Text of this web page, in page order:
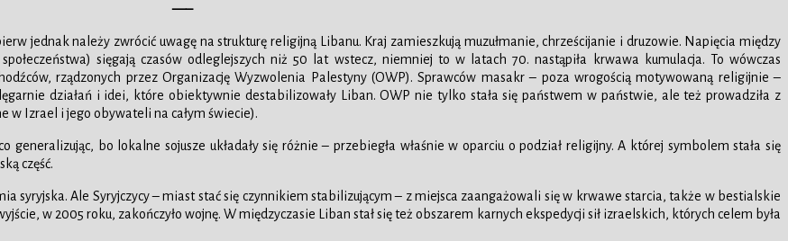
—–
jednak należy zwrócić uwagę na strukturę religijną Libanu. Kraj zamieszkują muzułmanie, chrześcijanie i druzowie. Napięcia między
sięgają czasów odleglejszych niż 50 lat wstecz, niemniej to w latach 70. nastąpiła krwawa kumulacja. To wówczas
rządzonych przez Organizację Wyzwolenia Palestyny (OWP). Sprawców masakr – poza wrogością motywowaną religijnie –
działań i idei, które obiektywnie destabilizowały Liban. OWP nie tylko stała się państwem w państwie, ale też prowadziła z
w Izrael i jego obywateli na całym świecie).
bo lokalne sojusze układały się różnie – przebiegła właśnie w oparciu o podział religijny. A której symbolem stała się
część.
syryjska. Ale Syryjczycy – miast stać się czynnikiem stabilizującym – z miejsca zaangażowali się w krwawe starcia, także w bestialskie
w 2005 roku, zakończyło wojnę. W międzyczasie Liban stał się też obszarem karnych ekspedycji sił izraelskich, których celem była